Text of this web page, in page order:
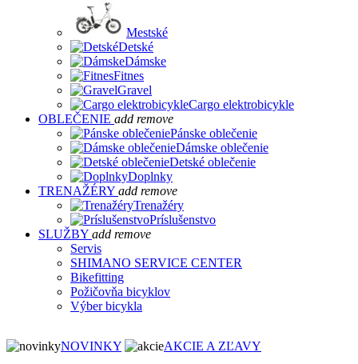
Mestské
Detské
Dámske
Fitnes
Gravel
Cargo elektrobicykle
OBLEČENIE add remove
Pánske oblečenie
Dámske oblečenie
Detské oblečenie
Doplnky
TRENAŽÉRY add remove
Trenažéry
Príslušenstvo
SLUŽBY add remove
Servis
SHIMANO SERVICE CENTER
Bikefitting
Požičovňa bicyklov
Výber bicykla
NOVINKY
AKCIE A ZĽAVY